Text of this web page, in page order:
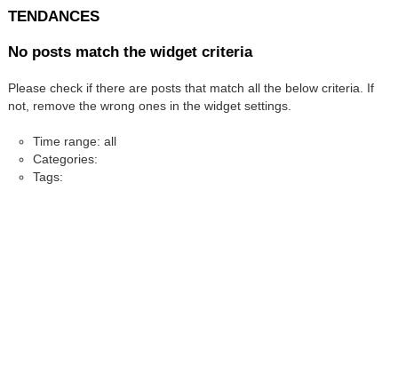
TENDANCES
No posts match the widget criteria
Please check if there are posts that match all the below criteria. If
not, remove the wrong ones in the widget settings.
Time range: all
Categories:
Tags: